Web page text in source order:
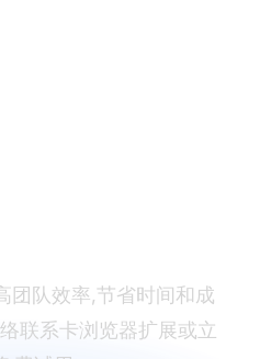
团队效率,节省时间和成
联系卡浏览器扩展或立